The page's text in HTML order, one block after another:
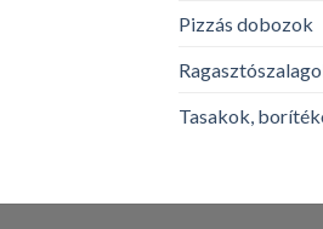
Pizzás dobozok
Tasakok,